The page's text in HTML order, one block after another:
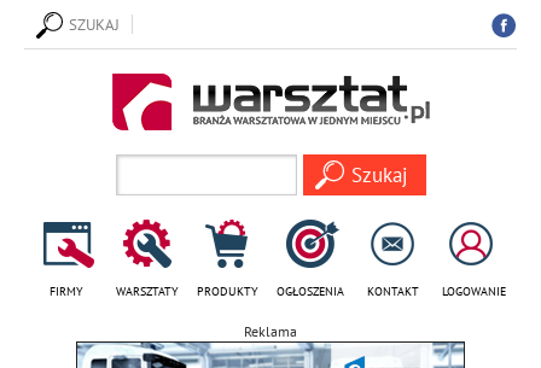
SZUKAJ
FIRMY WARSZTATY PRODUKTY OGŁOSZENIA KONTAKT LOGOWANIE
Reklama